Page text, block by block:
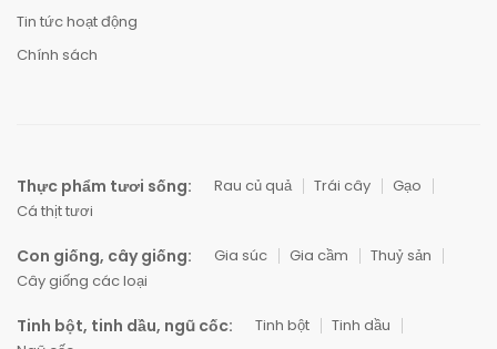
Tin tức hoạt động
Chính sách
Thực phẩm tươi sống: Rau củ quả Trái cây
Gạo
Cá thịt tươi
Con giống, cây giống: Gia súc Gia cầm
Thuỷ sản
Cây giống các loại
Tinh bột, tinh dầu, ngũ cốc: Tinh bột
Tinh dầu